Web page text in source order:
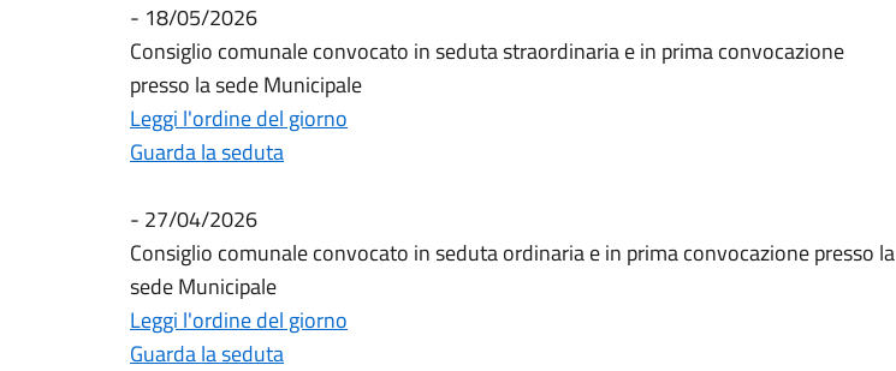
- 18/05/2026
Consiglio comunale convocato in seduta straordinaria e in prima convocazione
presso la sede Municipale
Leggi l'ordine del giorno
Guarda la seduta
- 27/04/2026
Consiglio comunale convocato in seduta ordinaria e in prima convocazione presso la
sede Municipale
Leggi l'ordine del giorno
Guarda la seduta